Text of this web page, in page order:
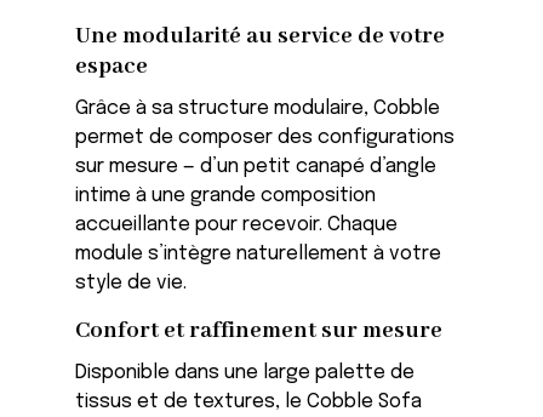
Une modularité au service de votre
espace
Grâce à sa structure modulaire, Cobble
permet de composer des configurations
sur mesure — d’un petit canapé d’angle
intime à une grande composition
accueillante pour recevoir. Chaque
module s’intègre naturellement à votre
style de vie.
Confort et raffinement sur mesure
Disponible dans une large palette de
tissus et de textures, le Cobble Sofa